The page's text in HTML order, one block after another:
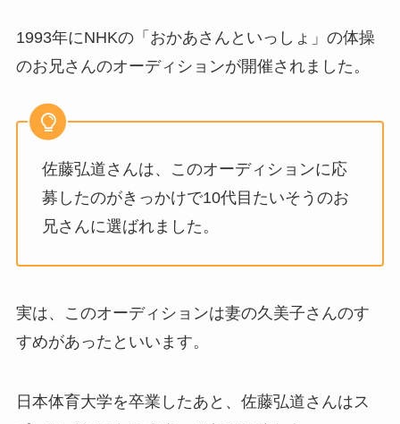
1993年にNHKの「おかあさんといっしょ」の体操
のお兄さんのオーディションが開催されました。
佐藤弘道さんは、このオーディションに応
募したのがきっかけで10代目たいそうのお
兄さんに選ばれました。
実は、このオーディションは妻の久美子さんのす
すめがあったといいます。
日本体育大学を卒業したあと、佐藤弘道さんはス